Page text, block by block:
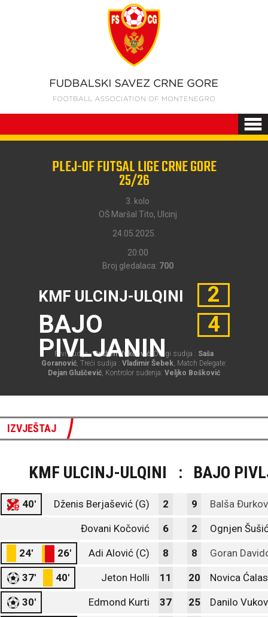
PLEJ-OF FUTSAL LIGE CRNE GORE
25/26
3. kolo
OŠ Maršal Tito, Ulcinj
24.05.2025.
20:00
Broj gledalaca: 700
KMF ULCINJ-ULQINI
BAJO
PIVLJANIN
2
4
Prvi sudija :Dražen Vukčević , Drugi sudija : Saša
Goranović, Treći sudija : Vladimir Šebek, Match Delegate:
Dejan Gluščević, Kontrolor suđenja: Veljko Bošković
IZVJEŠTAJ
KMF ULCINJ-ULQINI : BAJO
40' Dženis Berjašević (G) 2 9 Balša
Đovani Kočović 6 2 Ognjen
24' 26' Adi Alović (C) 8 8 Goran
37' 40' Jeton Holli 11 20 Novica
30' Edmond Kurti 37 25 Danilo